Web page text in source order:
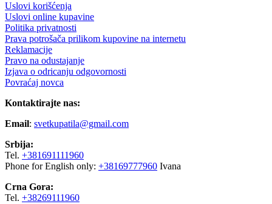
Uslovi korišćenja
Uslovi online kupavine
Politika privatnosti
Prava potrošača prilikom kupovine na internetu
Reklamacije
Pravo na odustajanje
Izjava o odricanju odgovornosti
Povraćaj novca
Kontaktirajte nas:
Email: svetkupatila@gmail.com
Srbija:
Tel. +381691111960
Phone for English only: +38169777960 Ivana
Crna Gora:
Tel. +38269111960